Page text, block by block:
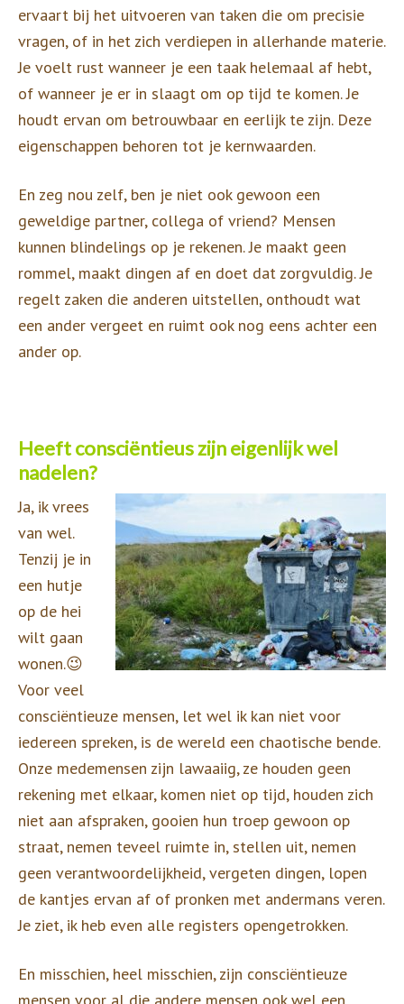
ervaart bij het uitvoeren van taken die om precisie
vragen, of in het zich verdiepen in allerhande materie.
Je voelt rust wanneer je een taak helemaal af hebt,
of wanneer je er in slaagt om op tijd te komen. Je
houdt ervan om betrouwbaar en eerlijk te zijn. Deze
eigenschappen behoren tot je kernwaarden.
En zeg nou zelf, ben je niet ook gewoon een
geweldige partner, collega of vriend? Mensen
kunnen blindelings op je rekenen. Je maakt geen
rommel, maakt dingen af en doet dat zorgvuldig. Je
regelt zaken die anderen uitstellen, onthoudt wat
een ander vergeet en ruimt ook nog eens achter een
ander op.
Heeft consciëntieus zijn eigenlijk wel
nadelen?
Ja, ik vrees
van wel.
Tenzij je in
een hutje
op de hei
wilt gaan
wonen.😉
Voor veel
consciëntieuze mensen, let wel ik kan niet voor
iedereen spreken, is de wereld een chaotische bende.
Onze medemensen zijn lawaaiig, ze houden geen
rekening met elkaar, komen niet op tijd, houden zich
niet aan afspraken, gooien hun troep gewoon op
straat, nemen teveel ruimte in, stellen uit, nemen
geen verantwoordelijkheid, vergeten dingen, lopen
de kantjes ervan af of pronken met andermans veren.
Je ziet, ik heb even alle registers opengetrokken.
En misschien, heel misschien, zijn consciëntieuze